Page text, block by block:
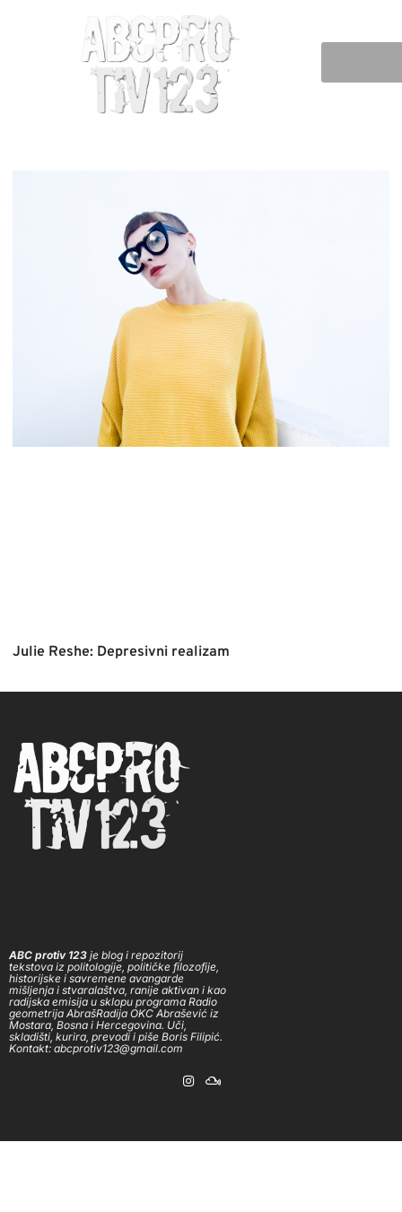
Julie Reshe: Depresivni realizam
ABC protiv 123 je blog i repozitorij
tekstova iz politologije, političke filozofije,
historijske i savremene avangarde
mišljenja i stvaralaštva, ranije aktivan i kao
radijska emisija u sklopu programa Radio
geometrija AbrašRadija OKC Abrašević iz
Mostara, Bosna i Hercegovina. Uči,
skladišti, kurira, prevodi i piše Boris Filipić.
Kontakt: abcprotiv123@gmail.com